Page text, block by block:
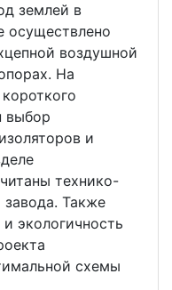
землей в
осуществлено
воздушной
На
выбор
и
технико-
завода. Также
экологичность
схемы